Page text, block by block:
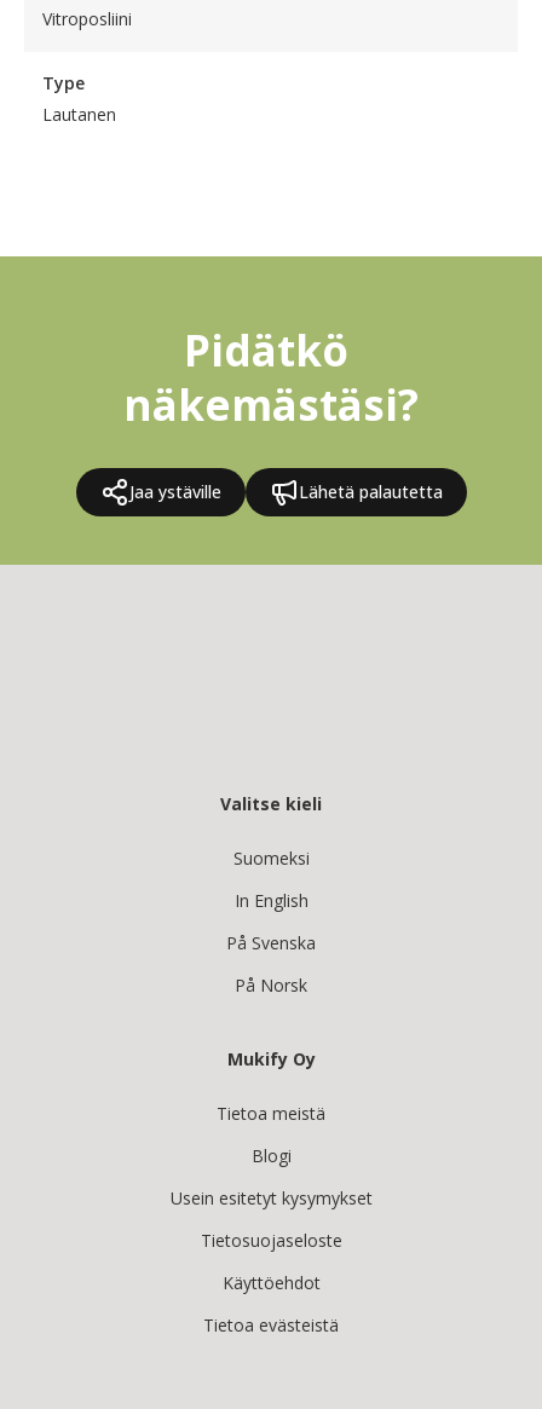
Vitroposliini
Type
Lautanen
Pidätkö
näkemästäsi?
Jaa ystäville Lähetä palautetta
Valitse kieli
Suomeksi
In English
På Svenska
På Norsk
Mukify Oy
Tietoa meistä
Blogi
Usein esitetyt kysymykset
Tietosuojaseloste
Käyttöehdot
Tietoa evästeistä